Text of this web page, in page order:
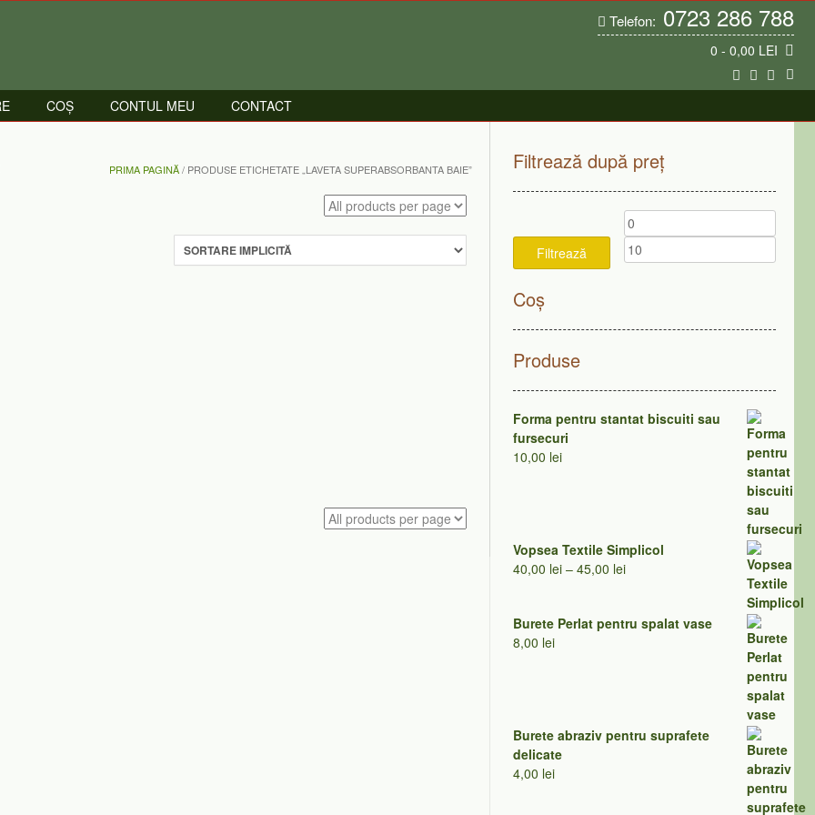
Telefon: 0723 286 788
0 - 0,00 LEI
COȘ CONTUL MEU CONTACT
PRIMA PAGINĂ/ PRODUSE ETICHETATE „LAVETA SUPERABSORBANTA BAIE” Filtrează după preț
Preț
minim
Filtrează
Coș
Produse
Forma pentru stantat biscuiti sau
fursecuri
10,00 lei
Vopsea Textile Simplicol
40,00 lei – 45,00 leiInterval
40,00 lei
Burete Perlat pentru spalat vase
8,00 lei
Burete abraziv pentru suprafete
delicate
4,00 lei